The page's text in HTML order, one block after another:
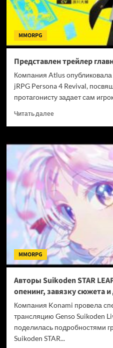
MMORPG
Представлен трейлер
Компания Atlus
jRPG Persona 4 Revival,
протагонисту задает сам
Читать далееПрочитать
трейлер
главного
героя
Persona
4
Revival
MMORPG
Авторы Suikoden STAR
опенинг, завязку сюжета
Компания Konami провела
трансляцию Genso Suikoden
поделилась подробностями
Suikoden STAR...